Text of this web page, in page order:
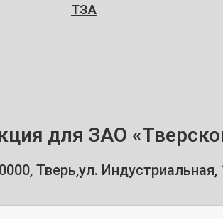
ТЗА
для ЗАО
Тверь,ул. Индустриальная,